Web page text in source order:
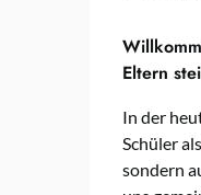
Eltern
In der
Schüler
sondern